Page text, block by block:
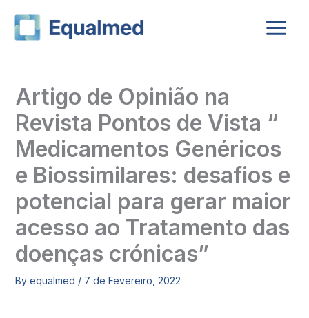
content
Artigo de Opinião na
Revista Pontos de Vista “
Medicamentos Genéricos
e Biossimilares: desafios e
potencial para gerar maior
acesso ao Tratamento das
doenças crónicas”
By equalmed / 7 de Fevereiro, 2022